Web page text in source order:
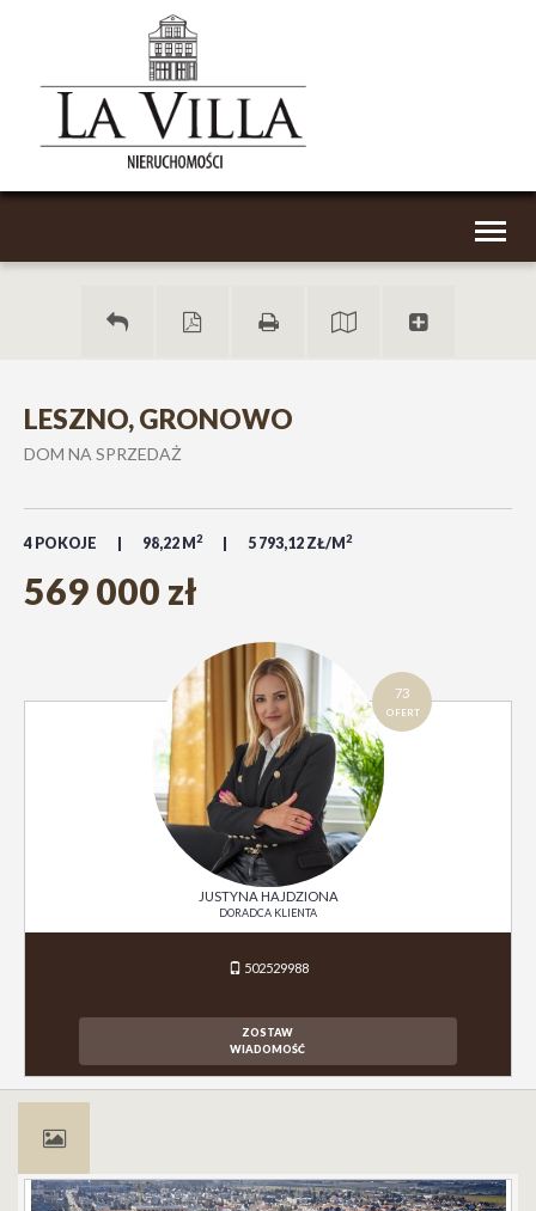
LESZNO, GRONOWO
DOM NA SPRZEDAŻ
4 POKOJE 98,22 M 2 5 793,12 ZŁ/M 2
569 000 zł
73
OFERT
JUSTYNA HAJDZIONA
DORADCA KLIENTA
502529988
ZOSTAW
WIADOMOŚĆ